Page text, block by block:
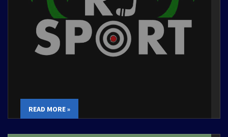
READ MORE »